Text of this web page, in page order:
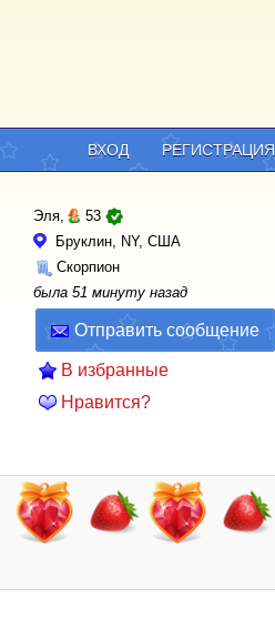
РЕГИСТРАЦИЯ
ВХОД
Эля,
53
Бруклин, NY, США
Скорпион
была 51 минуту назад
Отправить сообщение
В избранные
Нравится?